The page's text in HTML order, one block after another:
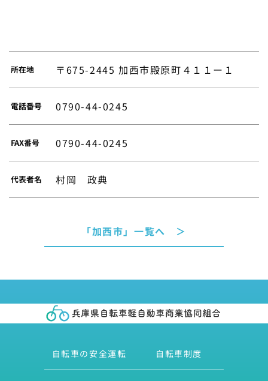
所在地 〒675-2445 加西市殿原町４１１ー１
電話番号 0790-44-0245
FAX番号 0790-44-0245
代表者名 村岡 政典
「加西市」一覧へ ＞
自転車の安全運転 自転車制度